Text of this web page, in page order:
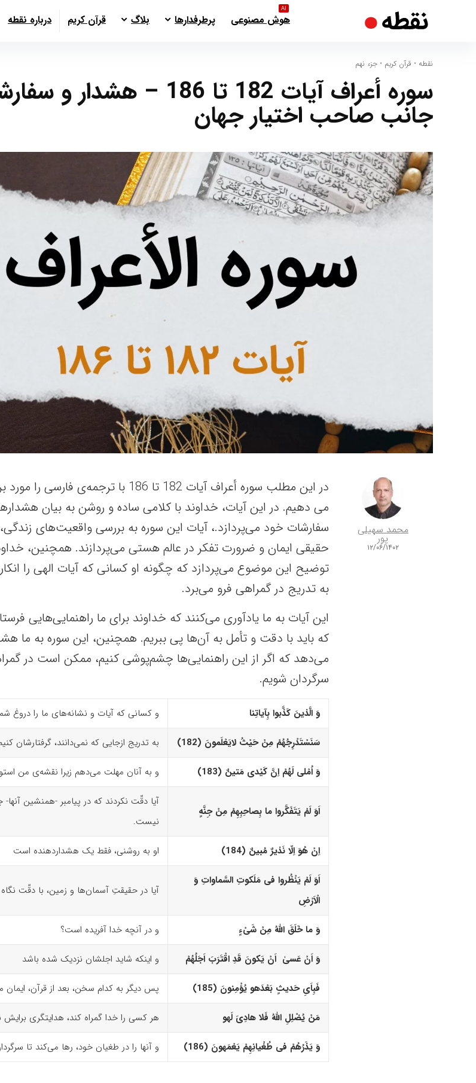
هوش مصنوعی
AI
پرطرفدارها بلاگ قرآن کریم درباره نقطه
نقطه • قرآن کریم • جزء نهم
سوره أعراف آیات 182 تا 186 – هشدار
جانب صاحب اختیار جهان
محمد سهیلی
پور
۱۲/۰۶/۱۴۰۲
در این مطلب سوره أعراف آیات 182 تا 186 با ترجمه‌ی
می دهیم. در این آیات، خداوند با کلامی ساده و روشن به بیان
سفارشات خود می‌پردازد.، آیات این سوره به بررسی واقعیت‌های
حقیقی ایمان و ضرورت تفکر در عالم هستی می‌پردازند. همچنین،
توضیح این موضوع می‌پردازد که چگونه او کسانی که آیات الهی را
به تدریج در گمراهی فرو می‌برد.
این آیات به ما یادآوری می‌کنند که خداوند برای ما راهنمایی‌هایی
که باید با دقت و تأمل به آن‌ها پی ببریم. همچنین، این سوره به ما
می‌دهد که اگر از این راهنمایی‌ها چشم‌پوشی کنیم، ممکن است در
سرگردان شویم.
وَ الَّذینَ کَذَّبوا بِآیاتِنا و کسانی که آیات و نشانه‌های ما را دروغ
سَنَسْتَدْرِجُهُمْ مِنْ حَیْثُ لایَعْلَمونَ (182)‏ به تدریج ازجایی که نمی‌دانند، گرفتارشان
وَ اُمْلى لَهُمْ اِنَّ کَیْدى مَتینٌ (183)‏ و به آنان مهلت می‌دهم زیرا نقشه‌ی من
اَوَ لَمْ یَتَفَکَّروا ما بِصاحِبِهِمْ مِنْ جِنَّهٍ
آیا دقّت نکردند که در پیامبر -همنشین آنها-
نیست.
اِنْ هُوَ اِلّا نَذیرٌ مُبینٌ (184)‏ او به روشنی، فقط یک هشداردهنده است
اَوَ لَمْ یَنْظُروا فى مَلَکوتِ السَّماواتِ وَ
الْاَرْضِ
آیا در حقیقتِ آسمان‌ها و زمین، با دقّت نگاه
وَ ما خَلَقَ اللّهُ مِنْ شَىْءٍ و در آنچه خدا آفریده است؟
وَ اَنْ عَسیٰ اَنْ یَکونَ قَدِ اقْتَرَبَ اَجَلُهُمْ و اینکه شاید اجلشان نزدیک شده باشد
فَبِاَیِ حَدیثٍ بَعْدَهویُؤْمِنونَ (185)‏ پس دیگر به کدام سخن، بعد از قرآن، ایمان
مَنْ یُضْلِلِ اللّهُ فَلا هادِیَ لَهو هر کسی را خدا گمراه کند، هدایتگری
وَ یَذَرُهُمْ فى طُغْیانِهِمْ یَعْمَهونَ (186)‏ و آنها را در طغیان خود، رها می‌کند تا